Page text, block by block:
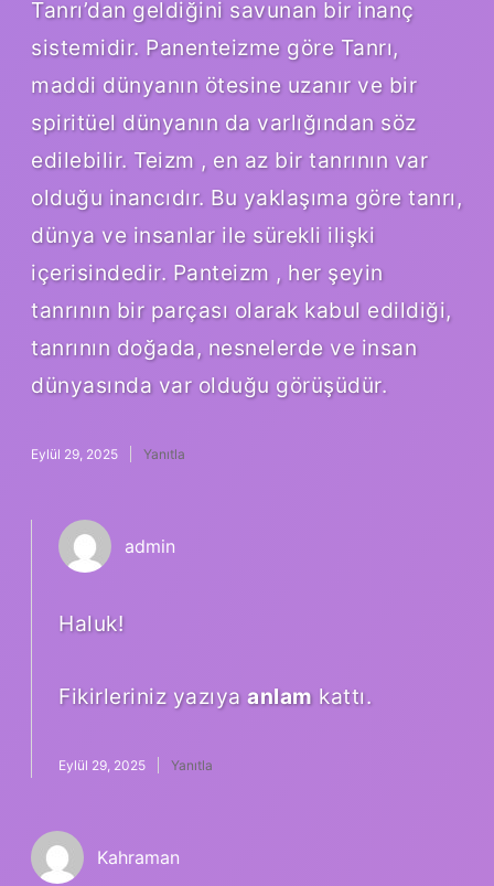
Tanrı’dan geldiğini savunan bir inanç
sistemidir. Panenteizme göre Tanrı,
maddi dünyanın ötesine uzanır ve bir
spiritüel dünyanın da varlığından söz
edilebilir. Teizm , en az bir tanrının var
olduğu inancıdır. Bu yaklaşıma göre tanrı,
dünya ve insanlar ile sürekli ilişki
içerisindedir. Panteizm , her şeyin
tanrının bir parçası olarak kabul edildiği,
tanrının doğada, nesnelerde ve insan
dünyasında var olduğu görüşüdür.
Eylül 29, 2025 Yanıtla
admin
Haluk!
Fikirleriniz yazıya anlam kattı.
Eylül 29, 2025 Yanıtla
Kahraman